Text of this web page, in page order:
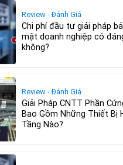
Review - Đánh Giá
Chi phí đầu tư giải pháp
mật doanh nghiệp có
không?
Review - Đánh Giá
Giải Pháp CNTT Phần
Bao Gồm Những Thiết Bị
Tầng Nào?